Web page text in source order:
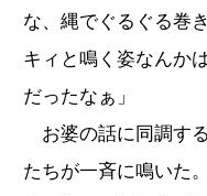
な、縄でぐるぐる巻
キィと鳴く姿なんか
だったなぁ」
お婆の話に同調す
たちが一斉に鳴いた